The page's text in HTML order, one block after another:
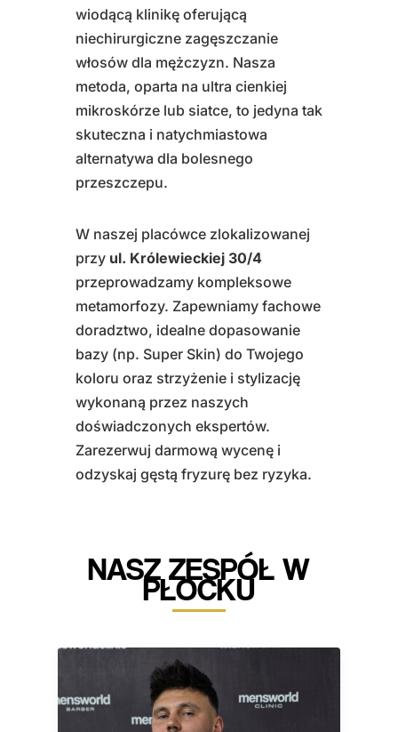
wiodącą klinikę oferującą
niechirurgiczne zagęszczanie
włosów dla mężczyzn. Nasza
metoda, oparta na ultra cienkiej
mikroskórze lub siatce, to jedyna tak
skuteczna i natychmiastowa
alternatywa dla bolesnego
przeszczepu.
W naszej placówce zlokalizowanej
przy ul. Królewieckiej 30/4
przeprowadzamy kompleksowe
metamorfozy. Zapewniamy fachowe
doradztwo, idealne dopasowanie
bazy (np. Super Skin) do Twojego
koloru oraz strzyżenie i stylizację
wykonaną przez naszych
doświadczonych ekspertów.
Zarezerwuj darmową wycenę i
odzyskaj gęstą fryzurę bez ryzyka.
NASZ ZESPÓŁ W
PŁOCKU